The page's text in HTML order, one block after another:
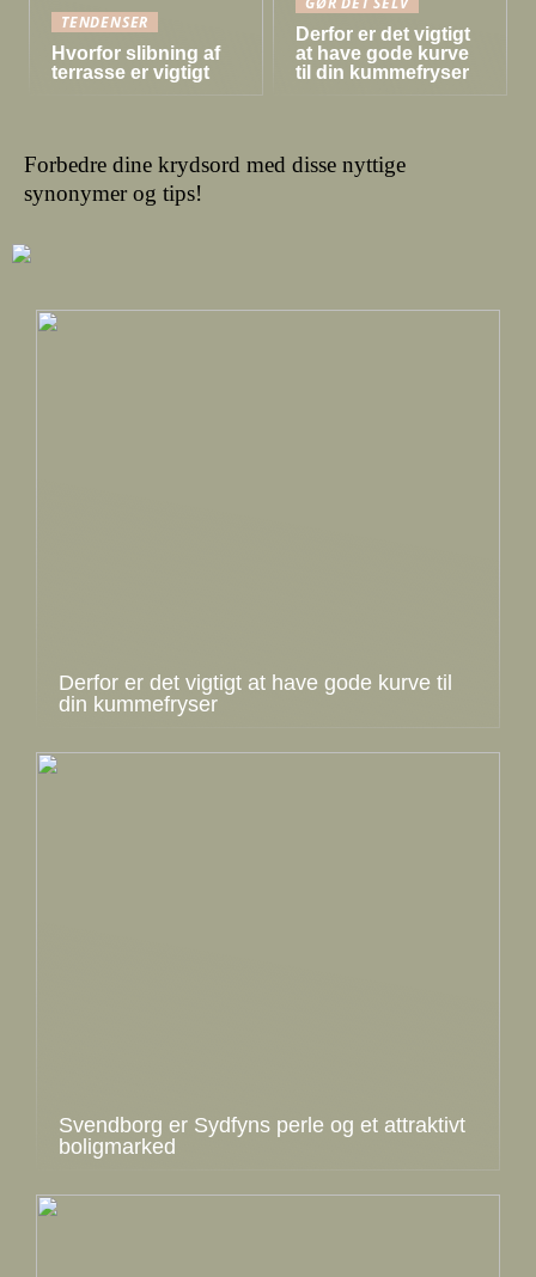
TENDENSER
Hvorfor slibning af
terrasse er vigtigt
Derfor er det vigtigt
at have gode kurve
til din kummefryser
Forbedre dine krydsord med disse nyttige
synonymer og tips!
Derfor er det vigtigt at have gode kurve til
din kummefryser
Svendborg er Sydfyns perle og et attraktivt
boligmarked